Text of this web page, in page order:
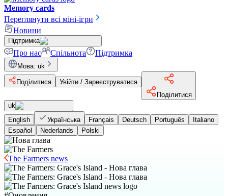
Memory cards
Переглянути всі міні-ігри
Новини
Підтримка
Про нас Спільнота Підтримка
Мова: uk
Поділитися
Увійти / Зареєструватися
Поділитися
uk
English
Українська Français Deutsch Português
Italiano
Español
Nederlands Polski
The Farmers news